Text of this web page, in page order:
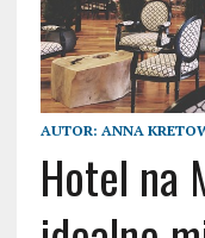
AUTOR: ANNA
Hotel na